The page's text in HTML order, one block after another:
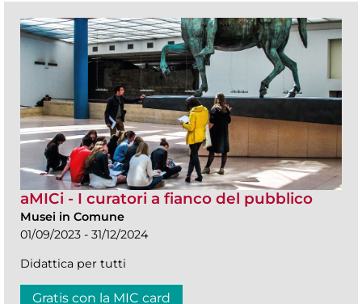
aMICi - I curatori a fianco del pubblico
Musei in Comune
01/09/2023 - 31/12/2024
Didattica per tutti
Gratis con la MIC card